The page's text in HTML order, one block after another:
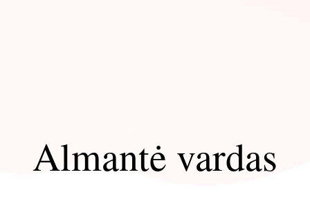
Almantė vardas